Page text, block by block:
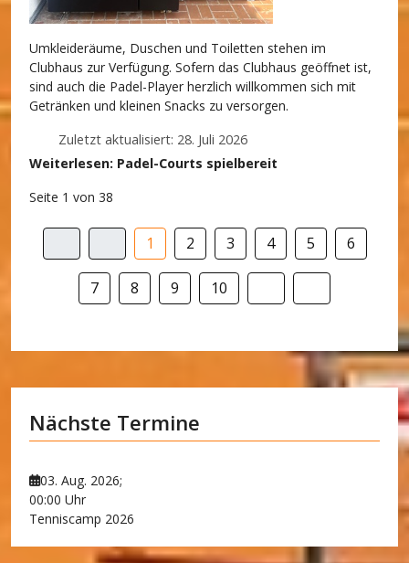
Umkleideräume, Duschen und Toiletten stehen im
Clubhaus zur Verfügung. Sofern das Clubhaus geöffnet ist,
sind auch die Padel-Player herzlich willkommen sich mit
Getränken und kleinen Snacks zu versorgen.
Zuletzt aktualisiert: 28. Juli 2026
Weiterlesen: Padel-Courts spielbereit
Seite 1 von 38
1 2 3 4 5 6
7 8 9 10
Nächste Termine
03. Aug. 2026;
00:00 Uhr
Tenniscamp 2026